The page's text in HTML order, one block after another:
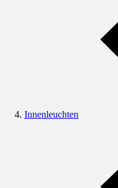
Innenleuchten